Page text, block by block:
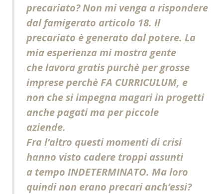
precariato? Non mi venga a rispondere
dal famigerato articolo 18. Il
precariato è generato dal potere. La
mia esperienza mi mostra gente
che lavora gratis purchè per grosse
imprese perchè FA CURRICULUM, e
non che si impegna magari in progetti
anche pagati ma per piccole
aziende.
Fra l’altro questi momenti di crisi
hanno visto cadere troppi assunti
a tempo INDETERMINATO. Ma loro
quindi non erano precari anch’essi?